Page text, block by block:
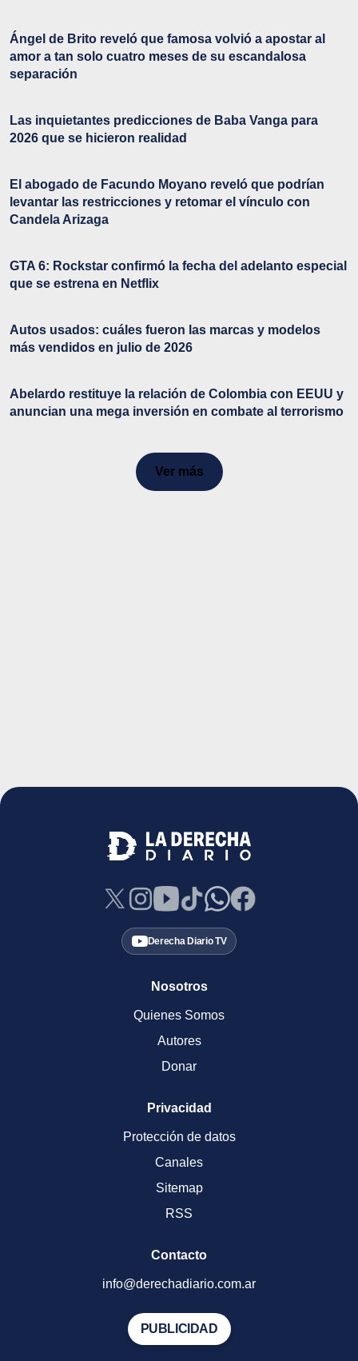
Ángel de Brito reveló que famosa volvió a apostar al
amor a tan solo cuatro meses de su escandalosa
separación
Las inquietantes predicciones de Baba Vanga para
2026 que se hicieron realidad
El abogado de Facundo Moyano reveló que podrían
levantar las restricciones y retomar el vínculo con
Candela Arizaga
GTA 6: Rockstar confirmó la fecha del adelanto especial
que se estrena en Netflix
Autos usados: cuáles fueron las marcas y modelos
más vendidos en julio de 2026
Abelardo restituye la relación de Colombia con EEUU y
anuncian una mega inversión en combate al terrorismo
Ver más
Derecha Diario TV
Nosotros
Quienes Somos
Autores
Donar
Privacidad
Protección de datos
Canales
Sitemap
RSS
Contacto
info@derechadiario.com.ar
PUBLICIDAD